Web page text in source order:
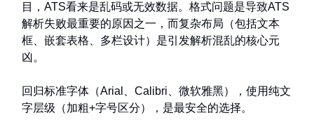
目，ATS看来是乱码或无效数据。格式问题是导致ATS
解析失败最重要的原因之一，而复杂布局（包括文本
框、嵌套表格、多栏设计）是引发解析混乱的核心元
凶。
回归标准字体（Arial、Calibri、微软雅黑），使用纯文
字层级（加粗+字号区分），是最安全的选择。